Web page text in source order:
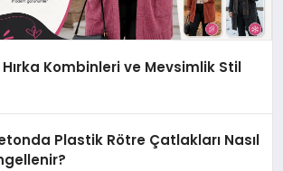
Kombinleri ve Mevsimlik Stil
Plastik Rötre Çatlakları Nasıl